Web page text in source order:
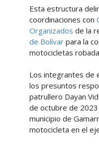
Esta estructura
coordinaciones con
Organizados de la
de Bolívar para la
motocicletas
Los integrantes de
los presuntos
patrullero Dayan
de octubre de
municipio de
motocicleta en el